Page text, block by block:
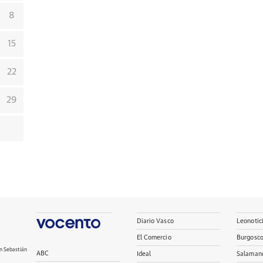
8
15
22
29
Sebastián
ABC
Diario Vasco
El Comercio
Ideal